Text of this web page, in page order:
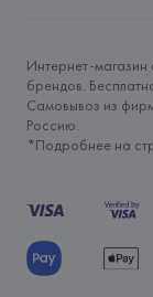
Интернет-
брендов.
Самовывоз из
Россию.
*Подробнее на